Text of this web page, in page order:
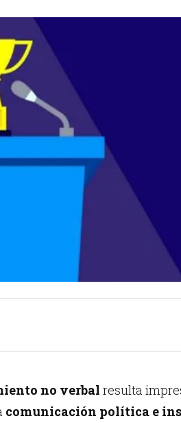
no verbal resulta
comunicación política e